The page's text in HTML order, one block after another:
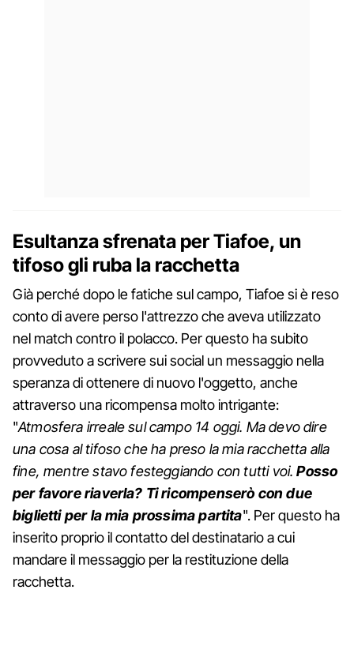
Esultanza sfrenata per Tiafoe, un
tifoso gli ruba la racchetta
Già perché dopo le fatiche sul campo, Tiafoe si è reso
conto di avere perso l'attrezzo che aveva utilizzato
nel match contro il polacco. Per questo ha subito
provveduto a scrivere sui social un messaggio nella
speranza di ottenere di nuovo l'oggetto, anche
attraverso una ricompensa molto intrigante:
"Atmosfera irreale sul campo 14 oggi. Ma devo dire
una cosa al tifoso che ha preso la mia racchetta alla
fine, mentre stavo festeggiando con tutti voi.Posso
per favore riaverla? Ti ricompenserò con due
biglietti per la mia prossima partita". Per questo ha
inserito proprio il contatto del destinatario a cui
mandare il messaggio per la restituzione della
racchetta.